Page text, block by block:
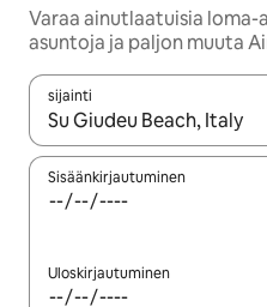
Varaa ainutlaatuisia
asuntoja ja paljon muuta
sijainti
Kun tulokset ovat
Sisäänkirjautuminen
Uloskirjautuminen